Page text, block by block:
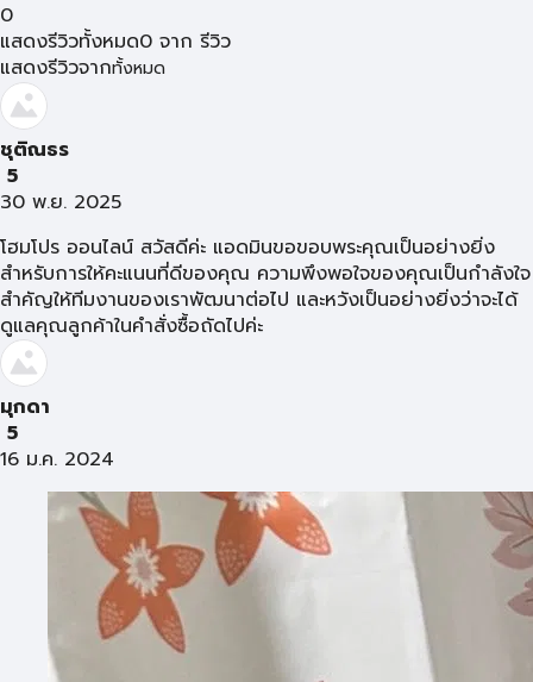
0
แสดงรีวิวทั้งหมด0 จาก รีวิว
แสดงรีวิวจากทั้งหมด
ชุติณธร
5
30 พ.ย. 2025
โฮมโปร ออนไลน์ สวัสดีค่ะ แอดมินขอขอบพระคุณเป็นอย่างยิ่ง
สำหรับการให้คะแนนที่ดีของคุณ ความพึงพอใจของคุณเป็นกำลังใจ
สำคัญให้ทีมงานของเราพัฒนาต่อไป และหวังเป็นอย่างยิ่งว่าจะได้
ดูแลคุณลูกค้าในคำสั่งซื้อถัดไปค่ะ
มุกดา
5
16 ม.ค. 2024